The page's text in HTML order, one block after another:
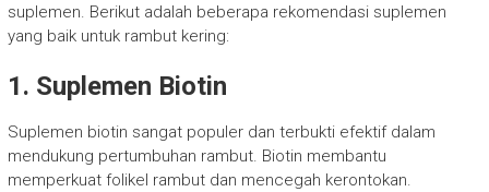
suplemen. Berikut adalah beberapa rekomendasi suplemen
yang baik untuk rambut kering:
1. Suplemen Biotin
Suplemen biotin sangat populer dan terbukti efektif dalam
mendukung pertumbuhan rambut. Biotin membantu
memperkuat folikel rambut dan mencegah kerontokan.